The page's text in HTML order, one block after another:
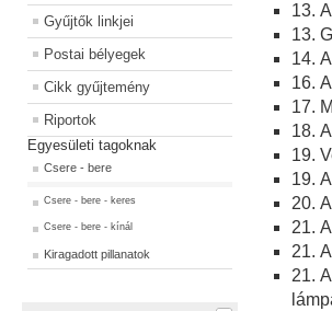
Gyűjtők linkjei
Postai bélyegek
Cikk gyűjtemény
Riportok
Egyesületi tagoknak
Csere - bere
Csere - bere - keres
Csere - bere - kínál
Kiragadott pillanatok
13.
13.
14.
16.
17.
18.
19.
19.
20.
21.
21.
21.